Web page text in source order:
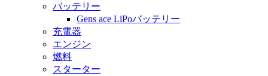
バッテリー
Gens ace LiPoバッテリー
充電器
エンジン
燃料
スターター